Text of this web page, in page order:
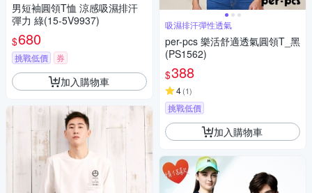
男短袖圓領T恤 涼感吸濕排汗
彈力 綠(15-5V9937)
$680
挑戰低價 券
加入購物車
吸濕排汗彈性透氣
per-pcs 樂活舒適透氣圓領T_黑
(PS1562)
$388
4(1)
挑戰低價
加入購物車